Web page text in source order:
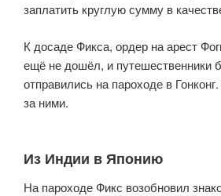
заплатить круглую сумму в
К досаде Фикса, ордер на арест
ещё не дошёл, и путешественники
отправились на пароходе в
за ними.
Из Индии в Японию
На пароходе Фикс возобновил